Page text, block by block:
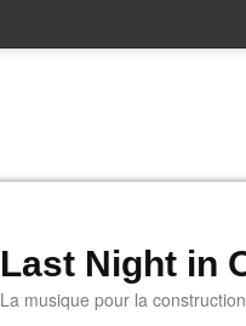
Last Night in
La musique pour la